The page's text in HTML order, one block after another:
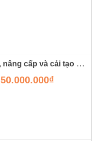
Thiết kế, nâng cấp và cải tạo cửa hàng photocopy
50.000.000₫